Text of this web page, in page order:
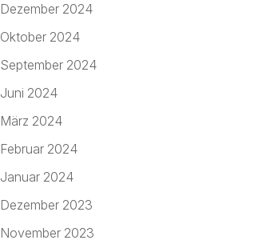
Dezember 2024
Oktober 2024
September 2024
Juni 2024
März 2024
Februar 2024
Januar 2024
Dezember 2023
November 2023